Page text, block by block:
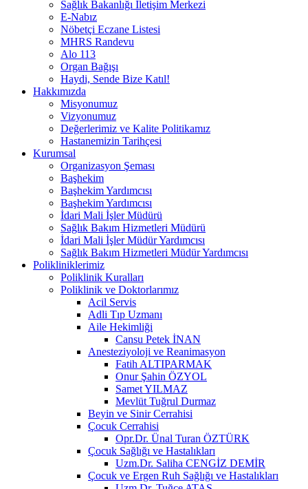
Sağlık Bakanlığı İletişim Merkezi
E-Nabız
Nöbetçi Eczane Listesi
MHRS Randevu
Alo 113
Organ Bağışı
Haydi, Sende Bize Katıl!
Hakkımızda
Misyonumuz
Vizyonumuz
Değerlerimiz ve Kalite Politikamız
Hastanemizin Tarihçesi
Kurumsal
Organizasyon Şeması
Başhekim
Başhekim Yardımcısı
Başhekim Yardımcısı
İdari Mali İşler Müdürü
Sağlık Bakım Hizmetleri Müdürü
İdari Mali İşler Müdür Yardımcısı
Sağlık Bakım Hizmetleri Müdür Yardımcısı
Polikliniklerimiz
Poliklinik Kuralları
Poliklinik ve Doktorlarımız
Acil Servis
Adli Tıp Uzmanı
Aile Hekimliği
Cansu Petek İNAN
Anesteziyoloji ve Reanimasyon
Fatih ALTIPARMAK
Onur Şahin ÖZYOL
Samet YILMAZ
Mevlüt Tuğrul Durmaz
Beyin ve Sinir Cerrahisi
Çocuk Cerrahisi
Opr.Dr. Ünal Turan ÖZTÜRK
Çocuk Sağlığı ve Hastalıkları
Uzm.Dr. Saliha CENGİZ DEMİR
Çocuk ve Ergen Ruh Sağlığı ve Hastalıkları